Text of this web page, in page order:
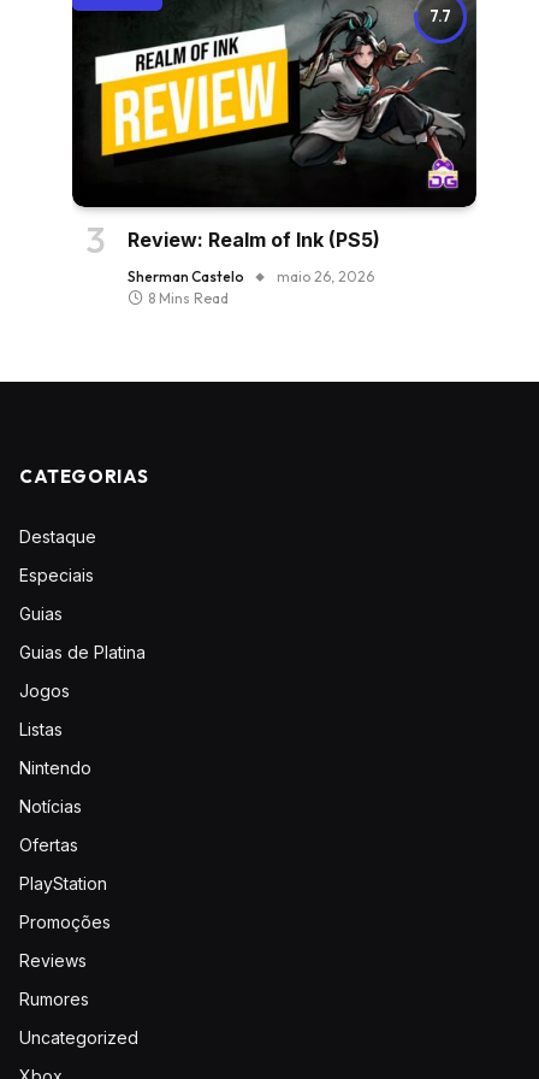
7.7
Review: Realm of Ink (PS5)
Sherman Castelo
maio 26, 2026
8 Mins Read
CATEGORIAS
Destaque
Especiais
Guias
Guias de Platina
Jogos
Listas
Nintendo
Notícias
Ofertas
PlayStation
Promoções
Reviews
Rumores
Uncategorized